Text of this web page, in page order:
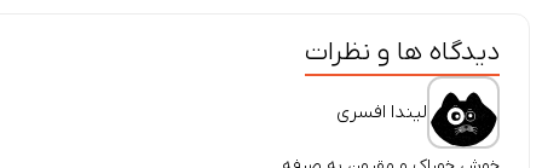
دیدگاه ها و نظرات
لیندا افسری